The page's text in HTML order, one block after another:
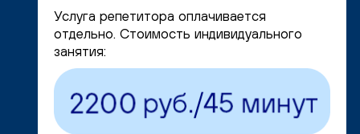
Услуга репетитора оплачивается
отдельно. Стоимость индивидуального
занятия: